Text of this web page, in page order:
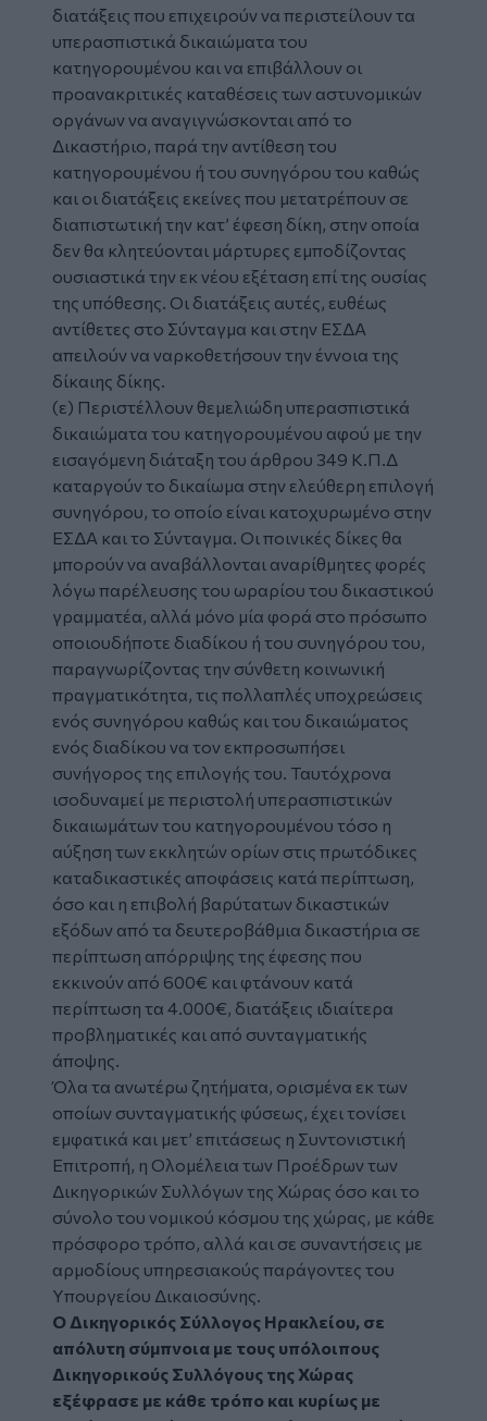
διατάξεις που επιχειρούν να περιστείλουν τα
υπερασπιστικά δικαιώματα του
κατηγορουμένου και να επιβάλλουν οι
προανακριτικές καταθέσεις των αστυνομικών
οργάνων να αναγιγνώσκονται από το
Δικαστήριο, παρά την αντίθεση του
κατηγορουμένου ή του συνηγόρου του καθώς
και οι διατάξεις εκείνες που μετατρέπουν σε
διαπιστωτική την κατ’ έφεση δίκη, στην οποία
δεν θα κλητεύονται μάρτυρες εμποδίζοντας
ουσιαστικά την εκ νέου εξέταση επί της ουσίας
της υπόθεσης. Οι διατάξεις αυτές, ευθέως
αντίθετες στο Σύνταγμα και στην ΕΣΔΑ
απειλούν να ναρκοθετήσουν την έννοια της
δίκαιης δίκης.
(ε) Περιστέλλουν θεμελιώδη υπερασπιστικά
δικαιώματα του κατηγορουμένου αφού με την
εισαγόμενη διάταξη του άρθρου 349 Κ.Π.Δ
καταργούν το δικαίωμα στην ελεύθερη επιλογή
συνηγόρου, το οποίο είναι κατοχυρωμένο στην
ΕΣΔΑ και το Σύνταγμα. Οι ποινικές δίκες θα
μπορούν να αναβάλλονται αναρίθμητες φορές
λόγω παρέλευσης του ωραρίου του δικαστικού
γραμματέα, αλλά μόνο μία φορά στο πρόσωπο
οποιουδήποτε διαδίκου ή του συνηγόρου του,
παραγνωρίζοντας την σύνθετη κοινωνική
πραγματικότητα, τις πολλαπλές υποχρεώσεις
ενός συνηγόρου καθώς και του δικαιώματος
ενός διαδίκου να τον εκπροσωπήσει
συνήγορος της επιλογής του. Ταυτόχρονα
ισοδυναμεί με περιστολή υπερασπιστικών
δικαιωμάτων του κατηγορουμένου τόσο η
αύξηση των εκκλητών ορίων στις πρωτόδικες
καταδικαστικές αποφάσεις κατά περίπτωση,
όσο και η επιβολή βαρύτατων δικαστικών
εξόδων από τα δευτεροβάθμια δικαστήρια σε
περίπτωση απόρριψης της έφεσης που
εκκινούν από 600€ και φτάνουν κατά
περίπτωση τα 4.000€, διατάξεις ιδιαίτερα
προβληματικές και από συνταγματικής
άποψης.
Όλα τα ανωτέρω ζητήματα, ορισμένα εκ των
οποίων συνταγματικής φύσεως, έχει τονίσει
εμφατικά και μετ’ επιτάσεως η Συντονιστική
Επιτροπή, η Ολομέλεια των Προέδρων των
Δικηγορικών Συλλόγων της Χώρας όσο και το
σύνολο του νομικού κόσμου της χώρας, με κάθε
πρόσφορο τρόπο, αλλά και σε συναντήσεις με
αρμοδίους υπηρεσιακούς παράγοντες του
Υπουργείου Δικαιοσύνης.
Ο Δικηγορικός Σύλλογος Ηρακλείου, σε
απόλυτη σύμπνοια με τους υπόλοιπους
Δικηγορικούς Συλλόγους της Χώρας
εξέφρασε με κάθε τρόπο και κυρίως με